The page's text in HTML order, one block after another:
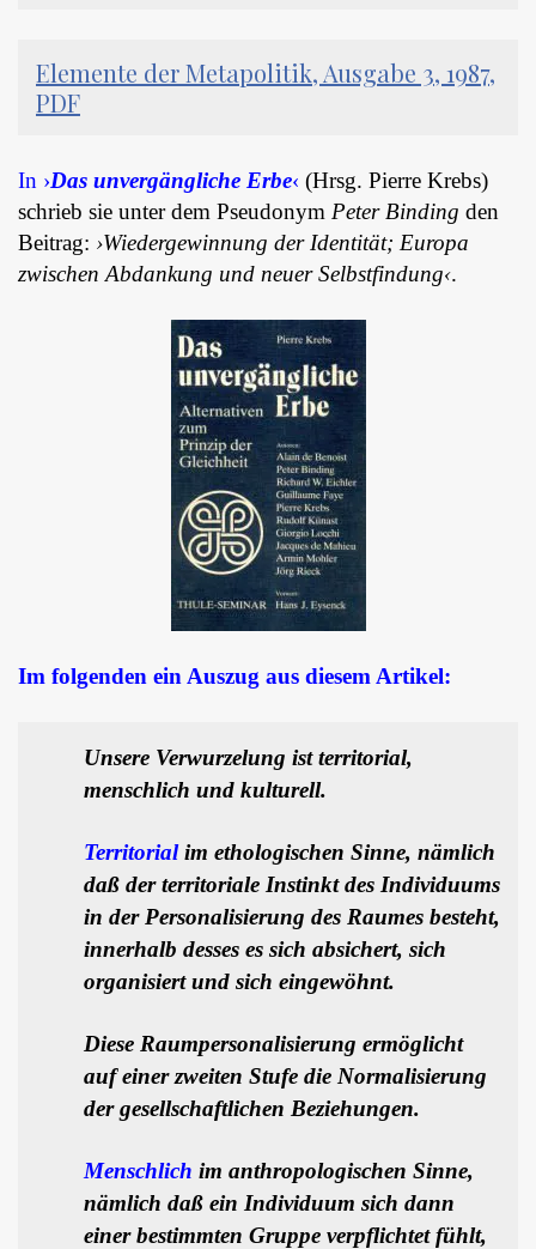
Elemente der Metapolitik, Ausgabe 3, 1987,
PDF
In ›Das unvergängliche Erbe‹ (Hrsg. Pierre Krebs)
schrieb sie unter dem Pseudonym Peter Binding den
Beitrag: ›Wiedergewinnung der Identität; Europa
zwischen Abdankung und neuer Selbstfindung‹.
Im folgenden ein Auszug aus diesem Artikel:
Unsere Verwurzelung ist territorial,
menschlich und kulturell.
Territorialim ethologischen Sinne, nämlich
daß der territoriale Instinkt des Individuums
in der Personalisierung des Raumes besteht,
innerhalb desses es sich absichert, sich
organisiert und sich eingewöhnt.
Diese Raumpersonalisierung ermöglicht
auf einer zweiten Stufe die Normalisierung
der gesellschaftlichen Beziehungen.
Menschlich im anthropologischen Sinne,
nämlich daß ein Individuum sich dann
einer bestimmten Gruppe verpflichtet fühlt,